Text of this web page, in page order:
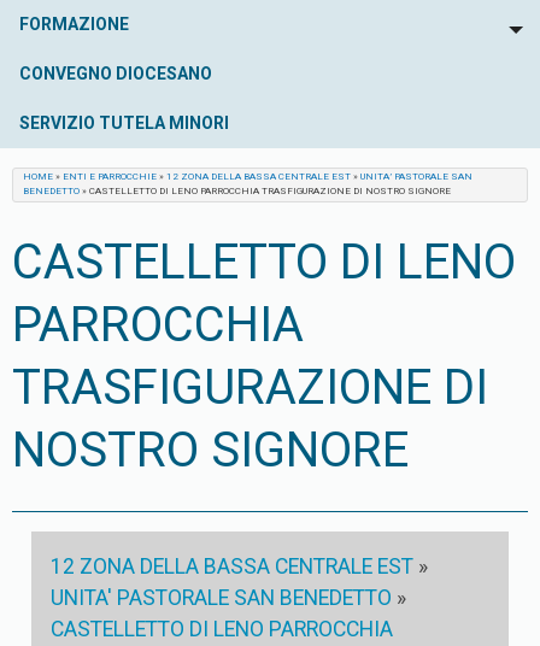
FORMAZIONE
CONVEGNO DIOCESANO
SERVIZIO TUTELA MINORI
HOME » ENTI E PARROCCHIE » 12 ZONA DELLA BASSA CENTRALE EST » UNITA’ PASTORALE SAN
BENEDETTO » CASTELLETTO DI LENO PARROCCHIA TRASFIGURAZIONE DI NOSTRO SIGNORE
CASTELLETTO DI LENO
PARROCCHIA
TRASFIGURAZIONE DI
NOSTRO SIGNORE
12 ZONA DELLA BASSA CENTRALE EST »
UNITA' PASTORALE SAN BENEDETTO »
CASTELLETTO DI LENO PARROCCHIA